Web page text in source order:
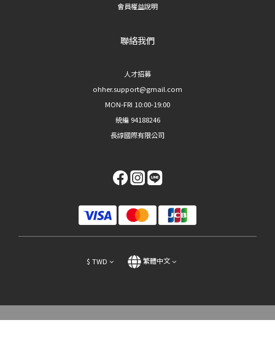
會員權益說明
聯絡我們
人才招募
ohher.support@gmail.com
MON-FRI 10:00-19:00
統編 94188246
長諄國際有限公司
$ TWD 繁體中文